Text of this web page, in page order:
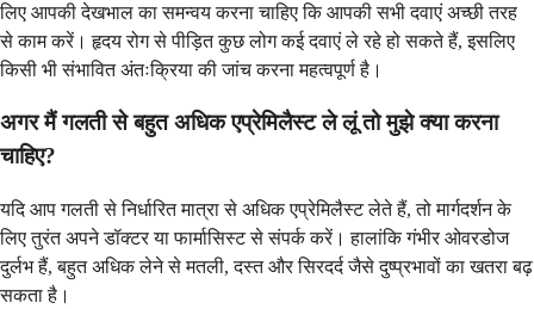
लिए आपकी देखभाल का समन्वय करना चाहिए कि आपकी सभी दवाएं अच्छी तरह
से काम करें। हृदय रोग से पीड़ित कुछ लोग कई दवाएं ले रहे हो सकते हैं, इसलिए
किसी भी संभावित अंतःक्रिया की जांच करना महत्वपूर्ण है।
अगर मैं गलती से बहुत अधिक एप्रेमिलैस्ट ले लूं तो मुझे क्या करना
चाहिए?
यदि आप गलती से निर्धारित मात्रा से अधिक एप्रेमिलैस्ट लेते हैं, तो मार्गदर्शन के
लिए तुरंत अपने डॉक्टर या फार्मासिस्ट से संपर्क करें। हालांकि गंभीर ओवरडोज
दुर्लभ हैं, बहुत अधिक लेने से मतली, दस्त और सिरदर्द जैसे दुष्प्रभावों का खतरा बढ़
सकता है।